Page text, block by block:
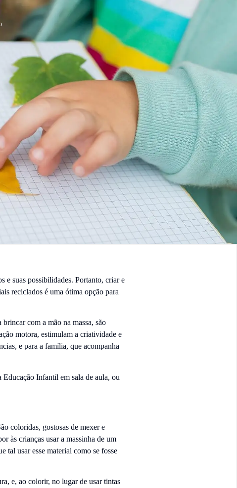
e suas possibilidades. Portanto, criar e
reciclados é uma ótima opção para
com a mão na massa, são
motora, estimulam a criatividade e
e para a família, que acompanha
Educação Infantil em sala de aula, ou
coloridas, gostosas de mexer e
às crianças usar a massinha de um
tal usar esse material como se fosse
e, ao colorir, no lugar de usar tintas